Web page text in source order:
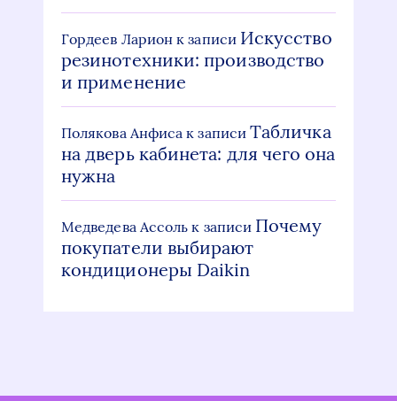
Гордеев Ларион к записи Искусство
резинотехники: производство
и применение
Полякова Анфиса к записиТабличка
на дверь кабинета: для чего она
нужна
Медведева Ассоль к записи Почему
покупатели выбирают
кондиционеры Daikin